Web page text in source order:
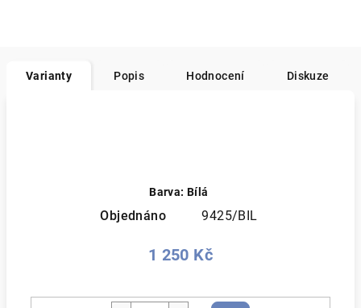
Varianty Popis Hodnocení Diskuze
Barva: Bílá
Objednáno 9425/BIL
1 250 Kč